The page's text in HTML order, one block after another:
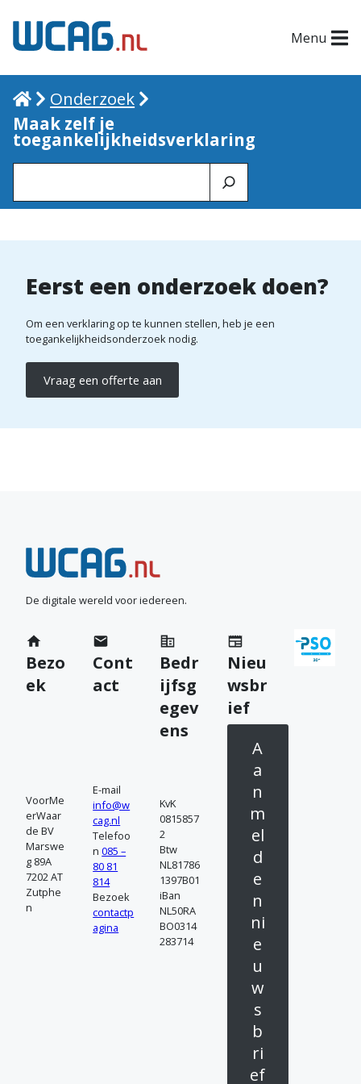
Menu
HomeOnderzoek
Maak zelf je
toegankelijkheidsverklaring
Zoeken
a
k
e
e
t
o
e
n
k
e
Eerst een onderzoek doen?
Om een verklaring op te kunnen stellen, heb je een
toegankelijkheidsonderzoek nodig.
Vraag een offerte aan
N
e
e
m
c
o
c
t
o
p
De digitale wereld voor iedereen.
Bezo
ek
VoorMe
erWaar
de BV
Marswe
g 89A
7202 AT
Zutphe
n
Cont
act
E-mail
info@w
cag.nl
Telefoo
n085 –
80 81
814
Bezoek
contactp
agina
Bedr
ijfsg
egev
ens
KvK
0815857
2
Btw
NL81786
1397B01
iBan
NL50RA
BO0314
283714
Nieu
wsbr
ief
A
a
n
m
el
d
e
n
ni
e
u
w
s
b
ri
ef